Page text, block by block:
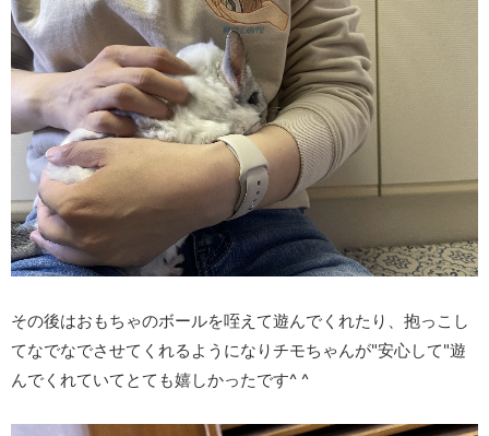
その後はおもちゃのボールを咥えて遊んでくれたり、抱っこし
てなでなでさせてくれるようになりチモちゃんが"安心して"遊
んでくれていてとても嬉しかったです^ ^